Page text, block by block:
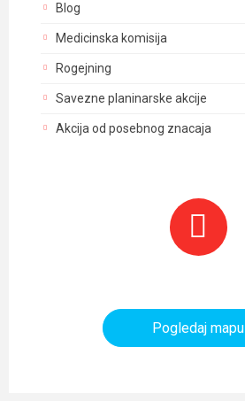
Blog
Medicinska komisija
Rogejning
Savezne planinarske akcije
Akcija od posebnog znacaja
Pogledaj mapu